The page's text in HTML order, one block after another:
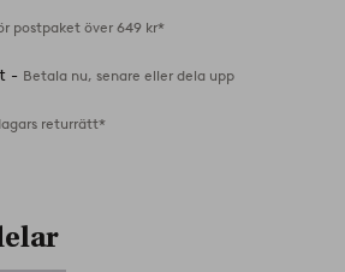
postpaket över 649 kr*
- Betala nu, senare eller dela upp
returrätt*